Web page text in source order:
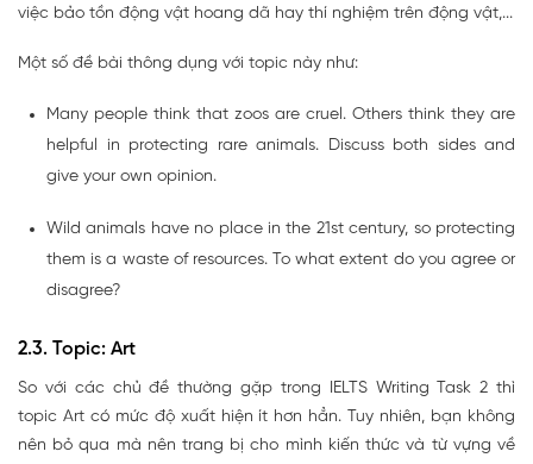
việc bảo tồn động vật hoang dã hay thí nghiệm trên động vật,...
Một số đề bài thông dụng với topic này như:
Many people think that zoos are cruel. Others think they are
helpful in protecting rare animals. Discuss both sides and
give your own opinion.
Wild animals have no place in the 21st century, so protecting
them is a waste of resources. To what extent do you agree or
disagree?
2.3. Topic: Art
So với các chủ đề thường gặp trong IELTS Writing Task 2 thì
topic Art có mức độ xuất hiện ít hơn hẳn. Tuy nhiên, bạn không
nên bỏ qua mà nên trang bị cho mình kiến thức và từ vựng về